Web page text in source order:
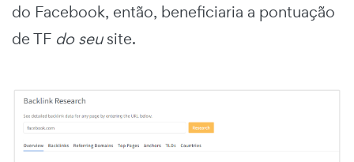
do Facebook, então, beneficiaria a pontuação
de TF do seusite.